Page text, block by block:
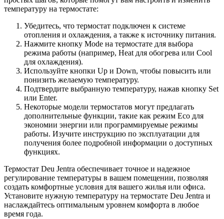
температуру на термостате:
Убедитесь, что термостат подключен к системе
отопления и охлаждения, а также к источнику питания.
Нажмите кнопку Mode на термостате для выбора
режима работы (например, Heat для обогрева или Cool
для охлаждения).
Используйте кнопки Up и Down, чтобы повысить или
понизить желаемую температуру.
Подтвердите выбранную температуру, нажав кнопку Set
или Enter.
Некоторые модели термостатов могут предлагать
дополнительные функции, такие как режим Eco для
экономии энергии или программируемые режимы
работы. Изучите инструкцию по эксплуатации для
получения более подробной информации о доступных
функциях.
Термостат Deu Jentra обеспечивает точное и надежное
регулирование температуры в вашем помещении, позволяя
создать комфортные условия для вашего жилья или офиса.
Установите нужную температуру на термостате Deu Jentra и
наслаждайтесь оптимальным уровнем комфорта в любое
время года.